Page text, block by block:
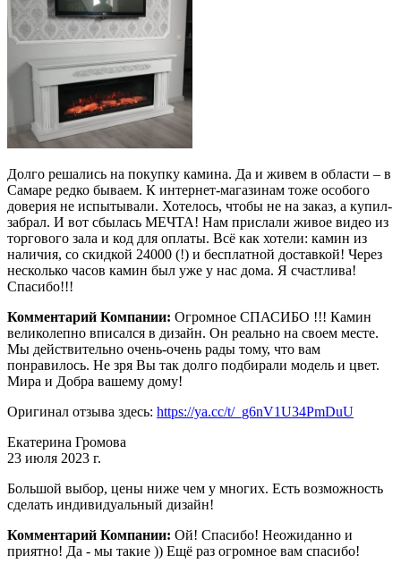
Долго решались на покупку камина. Да и живем в области – в
Самаре редко бываем. К интернет-магазинам тоже особого
доверия не испытывали. Хотелось, чтобы не на заказ, а купил-
забрал. И вот сбылась МЕЧТА! Нам прислали живое видео из
торгового зала и код для оплаты. Всё как хотели: камин из
наличия, со скидкой 24000 (!) и бесплатной доставкой! Через
несколько часов камин был уже у нас дома. Я счастлива!
Спасибо!!!
Комментарий Компании: Огромное СПАСИБО !!! Камин
великолепно вписался в дизайн. Он реально на своем месте.
Мы действительно очень-очень рады тому, что вам
понравилось. Не зря Вы так долго подбирали модель и цвет.
Мира и Добра вашему дому!
Оригинал отзыва здесь: https://ya.cc/t/_g6nV1U34PmDuU
Екатерина Громова
23 июля 2023 г.
Большой выбор, цены ниже чем у многих. Есть возможность
сделать индивидуальный дизайн!
Комментарий Компании: Ой! Спасибо! Неожиданно и
приятно! Да - мы такие )) Ещё раз огромное вам спасибо!